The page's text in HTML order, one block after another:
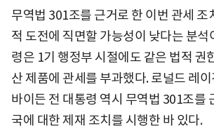
무역법 301조를 근거로 한 이번 관세 조
적 도전에 직면할 가능성이 낮다는 분석
령은 1기 행정부 시절에도 같은 법적 권
산 제품에 관세를 부과했다. 로널드 레
바이든 전 대통령 역시 무역법 301조를
국에 대한 제재 조치를 시행한 바 있다.